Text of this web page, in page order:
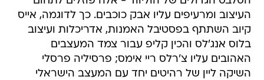
העיצוב ומרעיפים עליו אבק כוכבים. כך לדוגמה, אייס
קיוב השתתף בפסטיבל האמנות, אדריכלות ועיצוב
בלוס אנג'לס והכין קליפ עבור צמד המעצבים
האהובים עליו צ'רלס ריי אימס; פרסיליה פרסלי
השיקה ליין של רהיטים יחד עם המעצב הישראלי